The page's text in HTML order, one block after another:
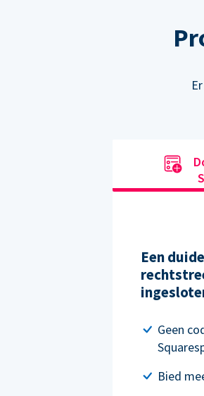
Een
Geen
Bied